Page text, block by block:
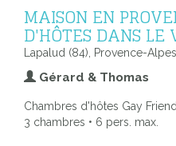
MAISON EN
D'HÔTES DANS LE
Lapalud (84), Provence-
Gérard & Thomas
Chambres d'hôtes Gay
3 chambres • 6 pers. max.